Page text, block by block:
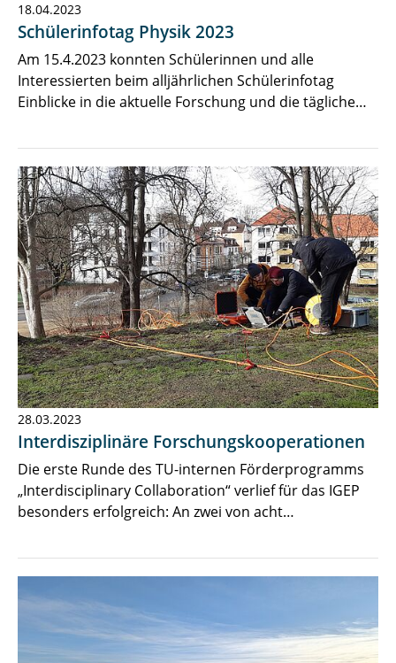
18.04.2023
Schülerinfotag Physik 2023
Am 15.4.2023 konnten Schülerinnen und alle
Interessierten beim alljährlichen Schülerinfotag
Einblicke in die aktuelle Forschung und die tägliche…
28.03.2023
Interdisziplinäre Forschungskooperationen
Die erste Runde des TU-internen Förderprogramms
„Interdisciplinary Collaboration“ verlief für das IGEP
besonders erfolgreich: An zwei von acht…